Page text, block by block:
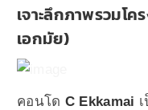
เจาะลึกภาพรวมโ
เอกมัย)
คอนโด C Ekkamai